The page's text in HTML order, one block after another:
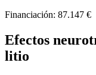
Financiación: 87.147 €
Efectos
litio